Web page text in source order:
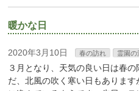
暖かな日
2020年3月10日 春の訪れ 霊園の
３月となり、天気の良い日は春の
だ、北風の吹く寒い日もあります